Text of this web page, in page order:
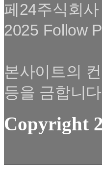
페24주식회
2025 Follow
본사이트의
등을 금합니
Copyright